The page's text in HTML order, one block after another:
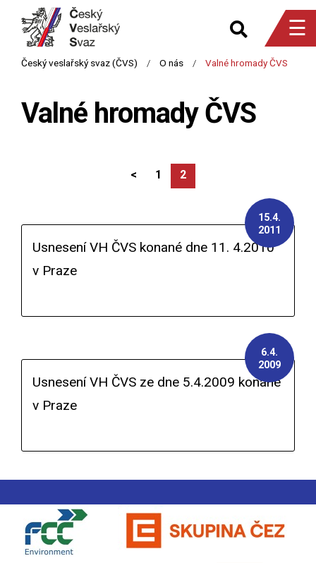
☰
Valné hromady ČVS
< 1 2
15.4.
2011
Usnesení VH ČVS konané dne 11. 4.2010
v Praze
6.4.
2009
Usnesení VH ČVS ze dne 5.4.2009 konané
v Praze